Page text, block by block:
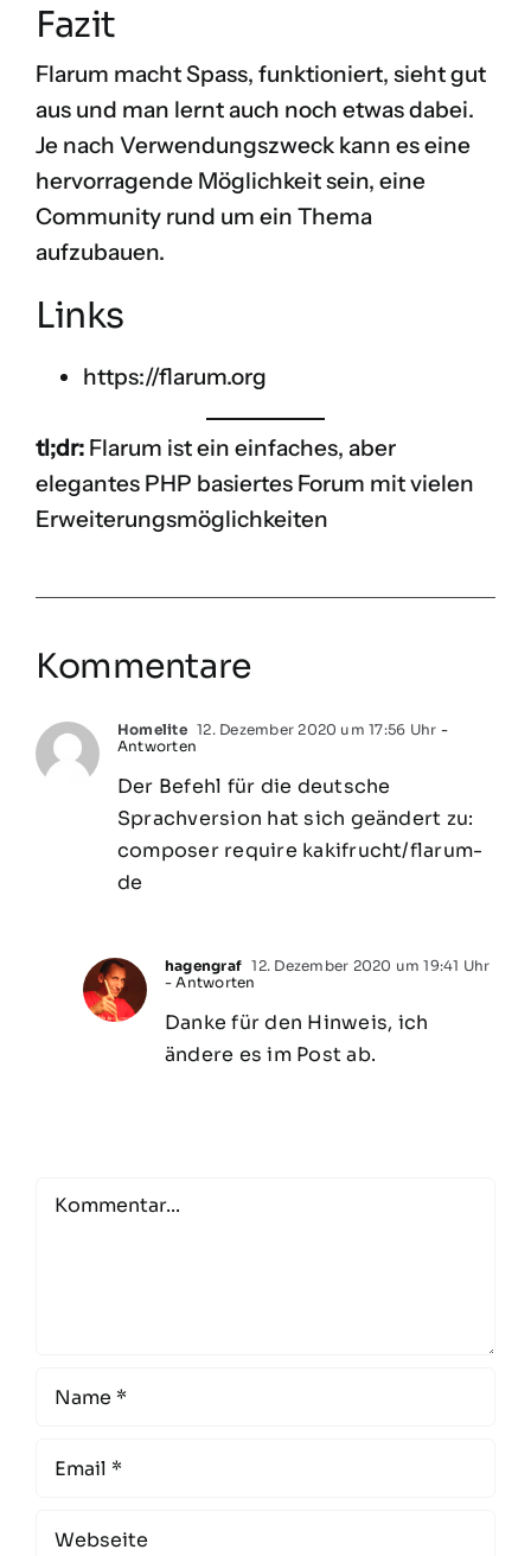
Fazit
Flarum macht Spass, funktioniert, sieht gut
aus und man lernt auch noch etwas dabei.
Je nach Verwendungszweck kann es eine
hervorragende Möglichkeit sein, eine
Community rund um ein Thema
aufzubauen.
Links
https://flarum.org
tl;dr: Flarum ist ein einfaches, aber
elegantes PHP basiertes Forum mit vielen
Erweiterungsmöglichkeiten
Kommentare
Homelite 12. Dezember 2020 um 17:56 Uhr -
Antworten
Der Befehl für die deutsche
Sprachversion hat sich geändert zu:
composer require kakifrucht/flarum-
de
hagengraf 12. Dezember 2020 um 19:41 Uhr
- Antworten
Danke für den Hinweis, ich
ändere es im Post ab.
Comment